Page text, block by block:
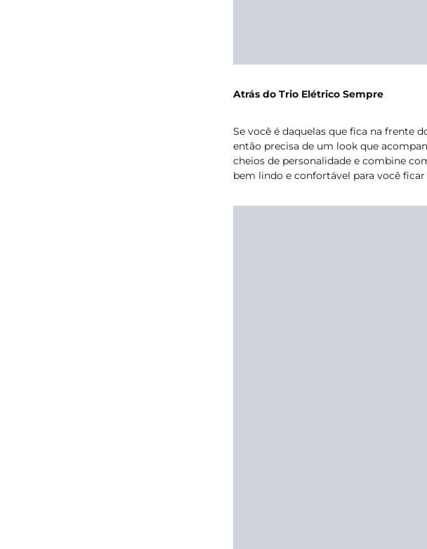
Atrás do Trio Elétrico Sempre
Se você é daquelas que fica na frente
então precisa de um look que
cheios de personalidade e combine
bem lindo e confortável para você ficar